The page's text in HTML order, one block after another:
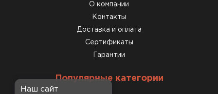
О компании
Контакты
Доставка и оплата
Сертификаты
Гарантии
Популярные категории
Наш сайт